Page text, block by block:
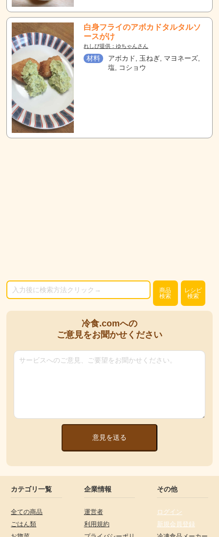
白身フライのアボカドタルタルソ
ースがけ
れしぴ提供：ゆちゃんさん
材料
アボカド, 玉ねぎ, マヨネーズ,
塩, コショウ
商品
検索
レシピ
検索
冷食.comへの
ご意見をお聞かせください
意見を送る
カテゴリ一覧
全ての商品
ごはん類
企業情報
運営者
利用規約
その他
ログイン
新規会員登録